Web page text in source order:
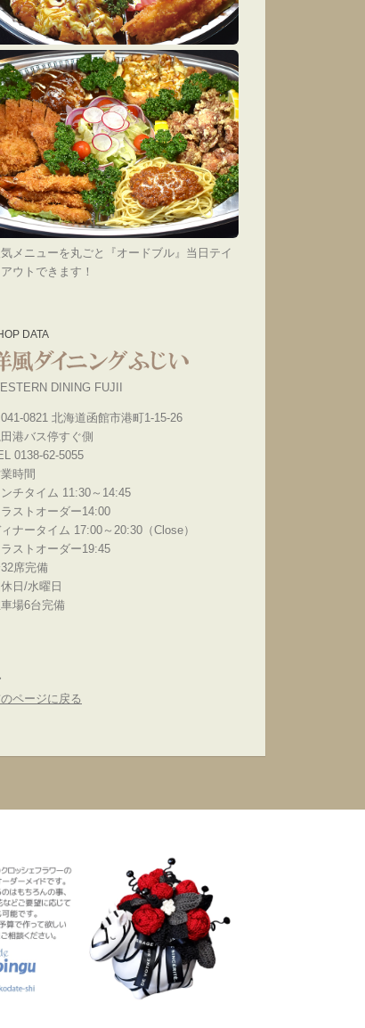
気メニューを丸ごと『オードブル』当日テイ
ウトできます！
DATA
DINING FUJII
0821 北海道函館市港町1-15-26
港バス停すぐ側
0138-62-5055
時間
チタイム 11:30～14:45
ストオーダー14:00
ナータイム 17:00～20:30（Close）
ストオーダー19:45
席完備
日/水曜日
場6台完備
ページに戻る